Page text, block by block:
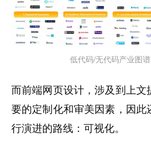
低代码/无代码产业图谱
而前端网页设计，涉及到上文
要的定制化和审美因素，因此
行演进的路线：可视化。